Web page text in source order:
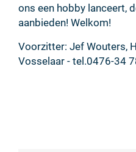
ons een hobby lanceert,
aanbieden! Welkom!
Voorzitter: Jef Wouters,
Vosselaar - tel.0476-34